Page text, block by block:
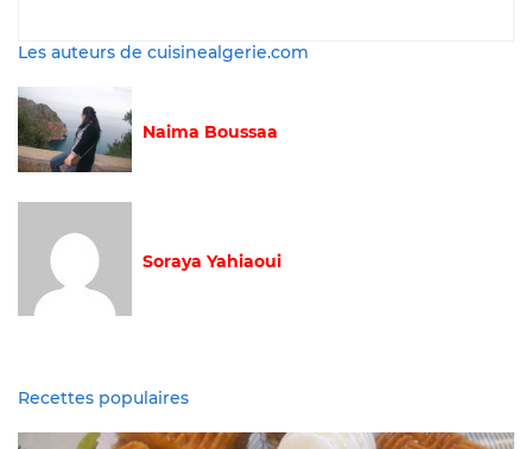
Les auteurs de cuisinealgerie.com
Naima Boussaa
Soraya Yahiaoui
Recettes populaires